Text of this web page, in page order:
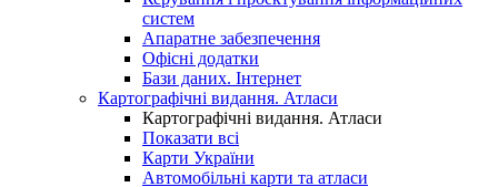
систем
Апаратне забезпечення
Офісні додатки
Бази даних. Інтернет
Картографічні видання. Атласи
Картографічні видання. Атласи
Показати всі
Карти України
Автомобільні карти та атласи